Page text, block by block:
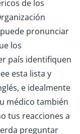
de los
puede pronunciar
los
país identifiquen
esta lista y
e idealmente
médico también
tus reacciones a
preguntar